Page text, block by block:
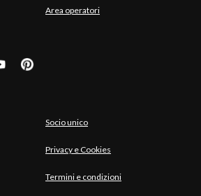
Area operatori
Socio unico
Privacy e Cookies
Termini e condizioni